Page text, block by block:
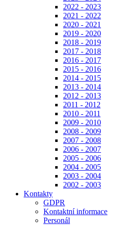
2022 - 2023
2021 - 2022
2020 - 2021
2019 - 2020
2018 - 2019
2017 - 2018
2016 - 2017
2015 - 2016
2014 - 2015
2013 - 2014
2012 - 2013
2011 - 2012
2010 - 2011
2009 - 2010
2008 - 2009
2007 - 2008
2006 - 2007
2005 - 2006
2004 - 2005
2003 - 2004
2002 - 2003
Kontakty
GDPR
Kontaktní informace
Personál